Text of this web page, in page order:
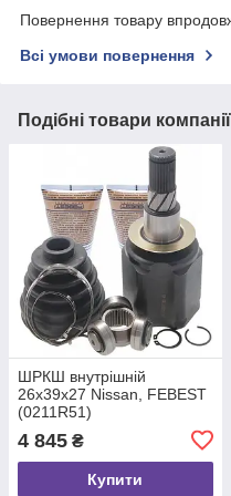
Повернення товару
Всі умови повернення
Подібні товари компанії
ШРКШ внутрішній
26x39x27 Nissan, FEBEST
(0211R51)
4 845 ₴
Купити